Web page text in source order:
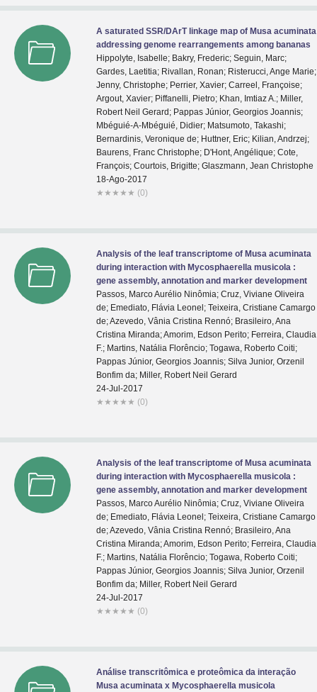
A saturated SSR/DArT linkage map of Musa acuminata
addressing genome rearrangements among bananas
Hippolyte, Isabelle; Bakry, Frederic; Seguin, Marc;
Gardes, Laetitia; Rivallan, Ronan; Risterucci, Ange Marie;
Jenny, Christophe; Perrier, Xavier; Carreel, Françoise;
Argout, Xavier; Piffanelli, Pietro; Khan, Imtiaz A.; Miller,
Robert Neil Gerard; Pappas Júnior, Georgios Joannis;
Mbéguié-A-Mbéguié, Didier; Matsumoto, Takashi;
Bernardinis, Veronique de; Huttner, Eric; Kilian, Andrzej;
Baurens, Franc Christophe; D'Hont, Angélique; Cote,
François; Courtois, Brigitte; Glaszmann, Jean Christophe
18-Ago-2017
★ ★ ★ ★ ★ (0)
Analysis of the leaf transcriptome of Musa acuminata
during interaction with Mycosphaerella musicola :
gene assembly, annotation and marker development
Passos, Marco Aurélio Ninômia; Cruz, Viviane Oliveira
de; Emediato, Flávia Leonel; Teixeira, Cristiane Camargo
de; Azevedo, Vânia Cristina Rennó; Brasileiro, Ana
Cristina Miranda; Amorim, Edson Perito; Ferreira, Claudia
F.; Martins, Natália Florêncio; Togawa, Roberto Coiti;
Pappas Júnior, Georgios Joannis; Silva Junior, Orzenil
Bonfim da; Miller, Robert Neil Gerard
24-Jul-2017
★ ★ ★ ★ ★ (0)
Analysis of the leaf transcriptome of Musa acuminata
during interaction with Mycosphaerella musicola :
gene assembly, annotation and marker development
Passos, Marco Aurélio Ninômia; Cruz, Viviane Oliveira
de; Emediato, Flávia Leonel; Teixeira, Cristiane Camargo
de; Azevedo, Vânia Cristina Rennó; Brasileiro, Ana
Cristina Miranda; Amorim, Edson Perito; Ferreira, Claudia
F.; Martins, Natália Florêncio; Togawa, Roberto Coiti;
Pappas Júnior, Georgios Joannis; Silva Junior, Orzenil
Bonfim da; Miller, Robert Neil Gerard
24-Jul-2017
★ ★ ★ ★ ★ (0)
Análise transcritômica e proteômica da interação
Musa acuminata x Mycosphaerella musicola